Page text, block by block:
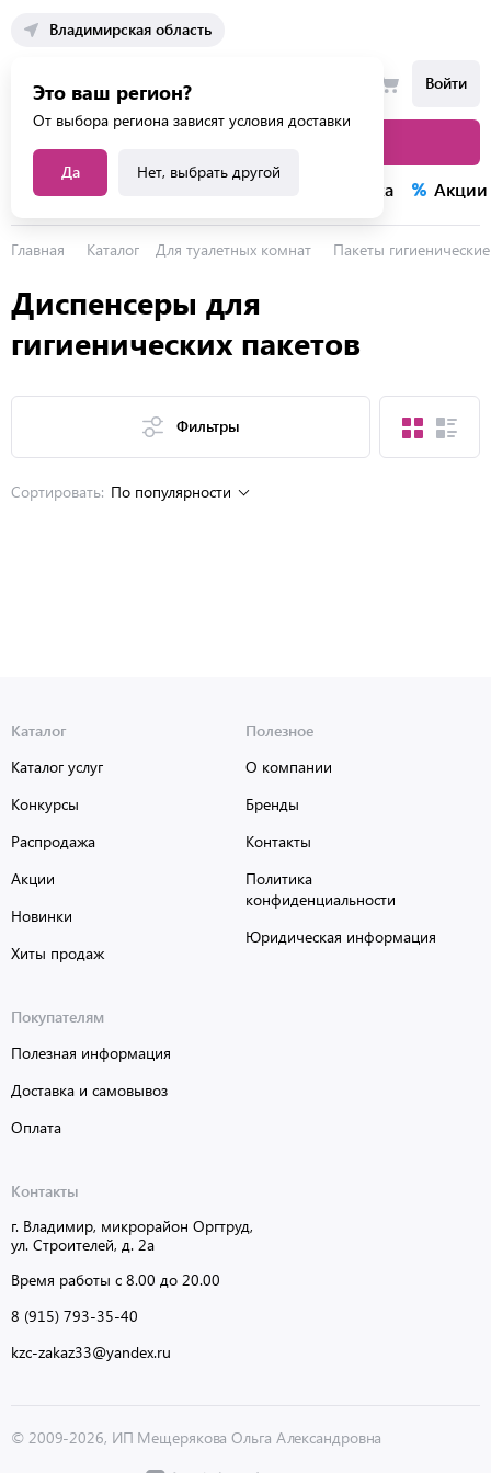
Владимирская область
Это ваш регион?
От выбора региона зависят условия доставки
Да Нет, выбрать другой
Войти
Каталог услуг Распродажа Акции
Главная Каталог Для туалетных комнат Пакеты
Диспенсеры для
гигиенических пакетов
Фильтры
Сортировать: По популярности
Каталог
Каталог услуг
Конкурсы
Распродажа
Акции
Новинки
Хиты продаж
Полезное
О компании
Бренды
Контакты
Политика
конфиденциальности
Юридическая информация
Покупателям
Полезная информация
Доставка и самовывоз
Оплата
Контакты
г. Владимир, микрорайон Оргтруд,
ул. Строителей, д. 2а
Время работы с 8.00 до 20.00
8 (915) 793-35-40
kzc-zakaz33@yandex.ru
© 2009-2026, ИП Мещерякова Ольга Александровна